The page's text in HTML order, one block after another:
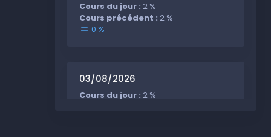
Cours du jour : 2 %
Cours précédent : 2 %
0 %
03/08/2026
Cours du jour : 2 %